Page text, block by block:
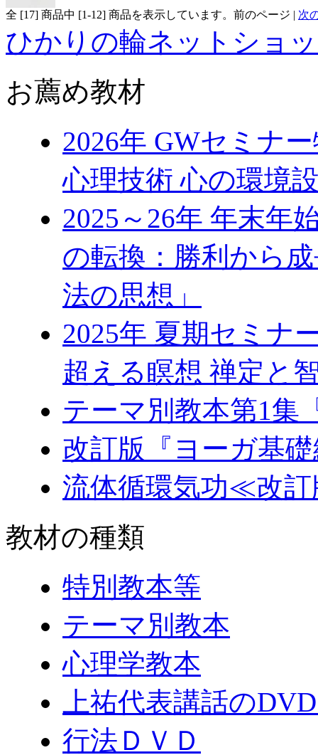
全 [17] 商品中 [1-12] 商品を表示しています。 前のページ | 次
ひかりの輪ネットショ
お薦め教材
2026年 GWセミナ
心理技術 心の環境
2025～26年 年末
の転換：勝利から
法の思想」
2025年 夏期セミナ
超える瞑想 禅定と
テーマ別教本第1集
改訂版『ヨーガ基
流体循環気功≪改
教材の種類
特別教本等
テーマ別教本
心理学教本
上祐代表講話の
行法ＤＶＤ